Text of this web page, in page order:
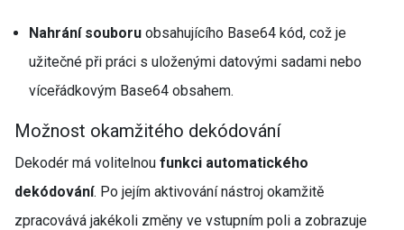
Nahrání souboru obsahujícího Base64 kód, což je
užitečné při práci s uloženými datovými sadami nebo
víceřádkovým Base64 obsahem.
Možnost okamžitého dekódování
Dekodér má volitelnou funkci automatického
dekódování. Po jejím aktivování nástroj okamžitě
zpracovává jakékoli změny ve vstupním poli a zobrazuje